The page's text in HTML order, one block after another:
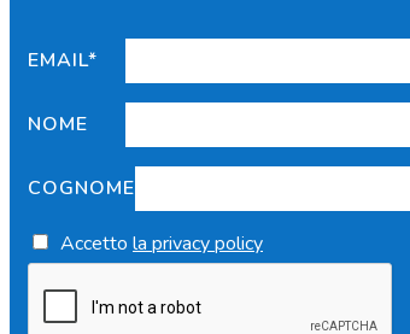
EMAIL*
NOME
COGNOME
Accetto la privacy policy